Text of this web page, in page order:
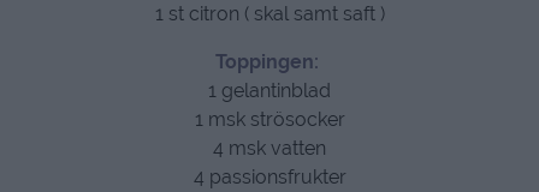
1 st citron ( skal samt saft )
Toppingen:
1 gelantinblad
1 msk strösocker
4 msk vatten
4 passionsfrukter